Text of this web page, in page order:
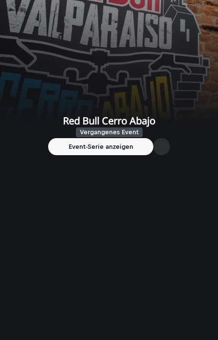
Red Bull Cerro Abajo
Vergangenes Event
Event-Serie anzeigen